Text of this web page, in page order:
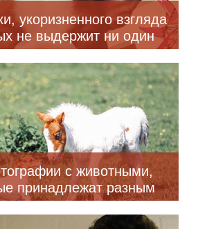
укоризненного взгляда
не выдержит ни один
хозяин
с животными,
принадлежат разным
похожи друг на друга
как близнецы